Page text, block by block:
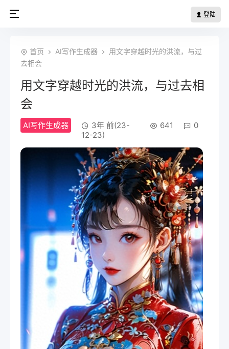
登陆
首页 AI写作生成器
用文字穿越时光的洪流，与过
去相会
用文字穿越时光的洪流，与过去相
会
AI写作生成器
3年 前(23-
12-23)
641 0